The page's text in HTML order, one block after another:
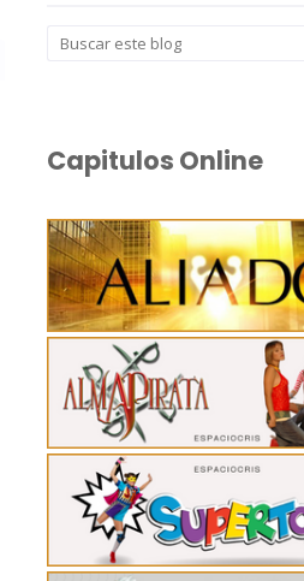
Capitulos Online